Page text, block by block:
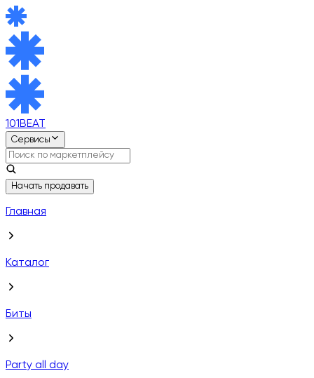
101BEAT
Сервисы
Начать продавать
Главная
Каталог
Биты
Party all day